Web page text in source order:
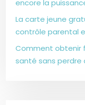
encore la
La carte jeune
contrôle parental
Comment obtenir
santé sans perdre